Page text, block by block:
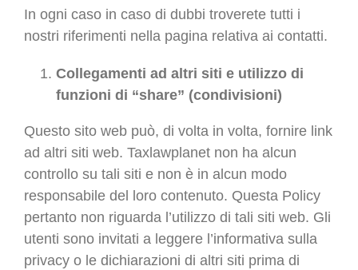
In ogni caso in caso di dubbi troverete tutti i
nostri riferimenti nella pagina relativa ai contatti.
Collegamenti ad altri siti e utilizzo di
funzioni di “share” (condivisioni)
Questo sito web può, di volta in volta, fornire link
ad altri siti web. Taxlawplanet non ha alcun
controllo su tali siti e non è in alcun modo
responsabile del loro contenuto. Questa Policy
pertanto non riguarda l’utilizzo di tali siti web. Gli
utenti sono invitati a leggere l’informativa sulla
privacy o le dichiarazioni di altri siti prima di